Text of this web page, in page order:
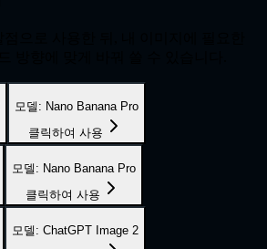
모델 : Nano Banana Pro
클릭하여 사용
모델 : Nano Banana Pro
클릭하여 사용
모델 : ChatGPT Image 2